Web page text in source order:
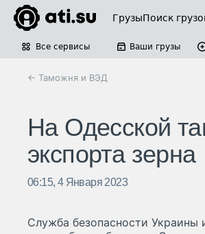
ГрузыПоиск
Все сервисы Ваши грузы
← Таможня и ВЭД
На Одесской
экспорта зерна
06:15, 4 Января 2023
Служба безопасности